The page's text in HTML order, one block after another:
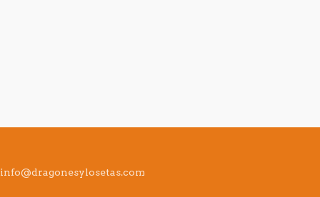
info@dragonesylosetas.com